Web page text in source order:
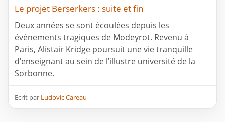
Le projet Berserkers : suite et fin
Deux années se sont écoulées depuis les
événements tragiques de Modeyrot. Revenu à
Paris, Alistair Kridge poursuit une vie tranquille
d’enseignant au sein de l’illustre université de la
Sorbonne.
Ecrit par Ludovic Careau